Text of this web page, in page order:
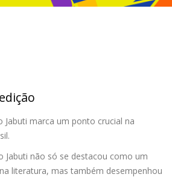
Jabuti marca um ponto crucial na
Jabuti não só se destacou como um
literatura, mas também desempenhou